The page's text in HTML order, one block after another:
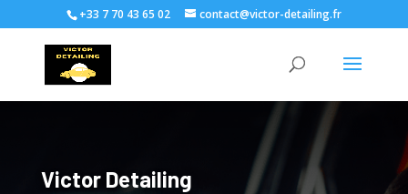
+33 7 70 43 65 02 contact@victor-detailing.fr
Victor Detailing